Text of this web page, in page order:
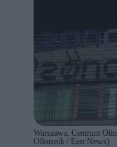
Warszawa. Centrum
Olkusnik / East News)